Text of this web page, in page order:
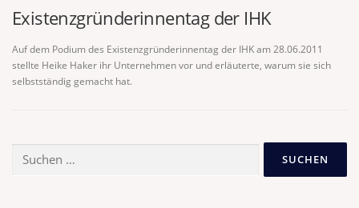
Existenzgründerinnentag der IHK
Auf dem Podium des Existenzgründerinnentag der IHK am 28.06.2011
stellte Heike Haker ihr Unternehmen vor und erläuterte, warum sie sich
selbstständig gemacht hat.
nach: